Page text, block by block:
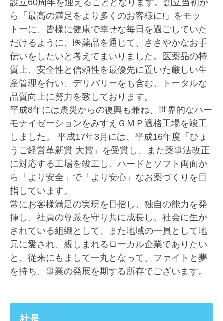
設立60周年を迎えることとなります。創立当初か
ら「最高の満足をより多くのお客様に!」をモッ
トーに、皆様に健康で幸せな毎日を過ごしていた
だけるように、医薬品を通じて、ささやかなお手
伝いをしたいと考えてまいりました。医薬品の特
質上、安全性と信頼性を最優先に置いた厳しい生
産管理を行い、デリバリーをも含む、トータルな
品質向上に努力を致しております。
平成8年には震災からの復興も兼ね、世界的なハー
モナイゼーションをみすえＧＭＰ適格工場を竣工
しました。 平成17年3月には、平成16年度「ひょ
うご経営革新賞 大賞」を受賞し、また薬事法改正
に対応する工場を竣工し、ハードとソフト両面か
ら「より安全」で「より安心」なお薬づくりを目
指しています。
常にお客様満足の実現を目指し、独自の能力を発
揮し、社員の尊厳を守り共に成長し、社会に生か
されている組織として、また地域の一員として地
元に愛され、親しまれるローカル企業でありたい
と、従来にもまして一丸となって、ファイトと夢
を持ち、事業の発展を期する所存でございます。
社是